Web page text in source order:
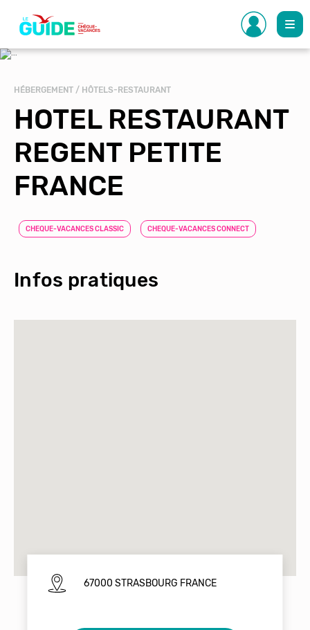
contenu
principal
HÉBERGEMENT / HÔTELS-RESTAURANT
HOTEL RESTAURANT
REGENT PETITE
FRANCE
CHEQUE-VACANCES CLASSIC CHEQUE-VACANCES CONNECT
Infos pratiques
67000 STRASBOURG FRANCE